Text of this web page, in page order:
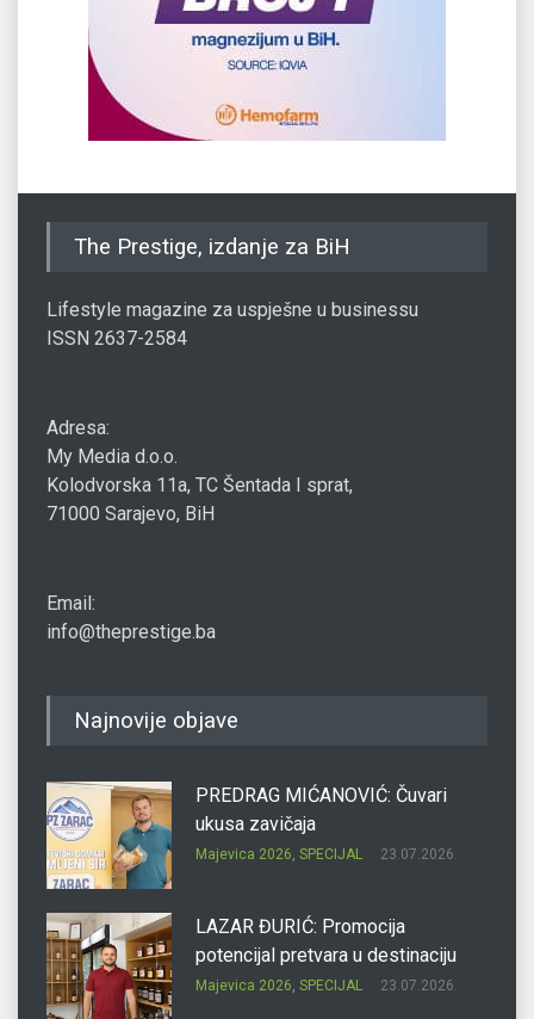
The Prestige, izdanje za BiH
Lifestyle magazine za uspješne u businessu
ISSN 2637-2584
Adresa:
My Media d.o.o.
Kolodvorska 11a, TC Šentada I sprat,
71000 Sarajevo, BiH
Email:
info@theprestige.ba
Najnovije objave
PREDRAG MIĆANOVIĆ: Čuvari
ukusa zavičaja
Majevica 2026, SPECIJAL 23.07.2026.
LAZAR ĐURIĆ: Promocija
potencijal pretvara u destinaciju
Majevica 2026, SPECIJAL 23.07.2026.